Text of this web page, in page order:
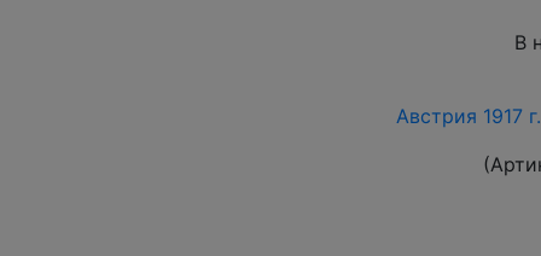
В
Австрия 1917